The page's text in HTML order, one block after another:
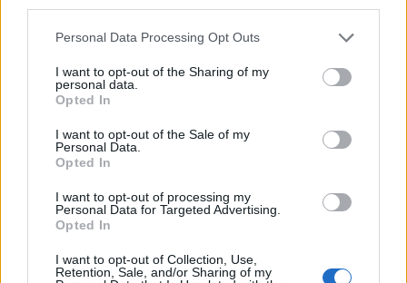
Personal Data Processing Opt Outs
I want to opt-out of the Sharing of my
personal data.
Opted In
I want to opt-out of the Sale of my
Personal Data.
Opted In
I want to opt-out of processing my
Personal Data for Targeted Advertising.
Opted In
I want to opt-out of Collection, Use,
Retention, Sale, and/or Sharing of my